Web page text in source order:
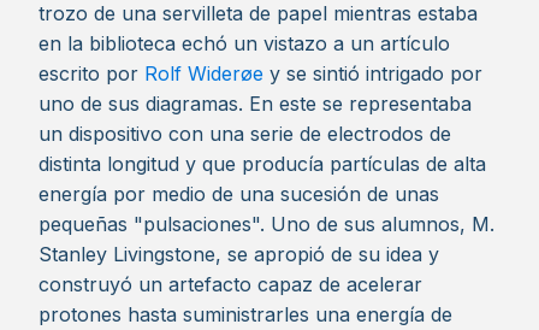
trozo de una servilleta de papel mientras estaba
en la biblioteca echó un vistazo a un artículo
escrito por Rolf Widerøe y se sintió intrigado por
uno de sus diagramas. En este se representaba
un dispositivo con una serie de electrodos de
distinta longitud y que producía partículas de alta
energía por medio de una sucesión de unas
pequeñas "pulsaciones". Uno de sus alumnos, M.
Stanley Livingstone, se apropió de su idea y
construyó un artefacto capaz de acelerar
protones hasta suministrarles una energía de